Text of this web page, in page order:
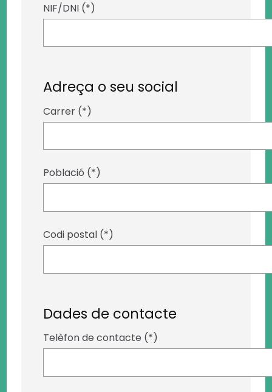
NIF/DNI (*)
Adreça o seu social
Carrer (*)
Població (*)
Codi postal (*)
Dades de contacte
Telèfon de contacte (*)